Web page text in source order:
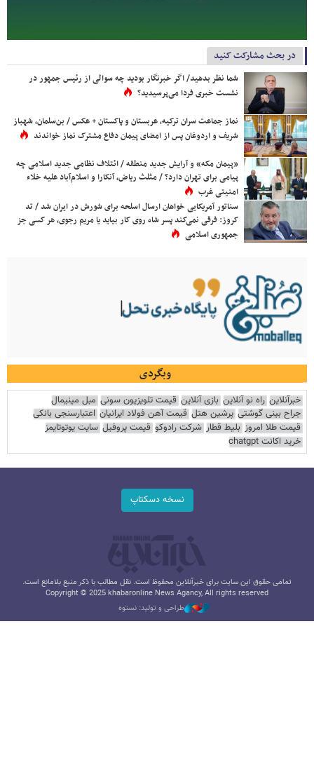
در بحث مشارکت کنید
شما نظر بدهید/ اگر خبرنگار بودید چه سوالی از رئیس جمهور در
نشست خبری فردا می‌پرسیدید؟
نماز جماعت سران ترکیه، عربستان و پاکستان + عکس / بن‌سلمان، شهباز
شریف و اردوغان پس از امضای پیمان دفاع مشترک نماز خواندند
«پیمان مکه» و آرایش جدید منطقه / ائتلاف نظامی جدید اسلامی چه
پیامی برای تهران دارد؟ / مثلث ریاض، آنکارا و اسلام‌آباد علیه خلاء
امنیتی غرب
سناتور آمریکایی خواهان ارسال اسلحه برای شورش در ایران شد / تد
کروز: فرقی نمی‌کند پسر شاه روی کار بیاید یا مریم رجوی، هر کسی جز
جمهوری اسلامی
وبگردی
خبرآنلاین راه نو آنلاین بازی آنلاین قیمت تلویزیون سونی مبل مینیمال
جراح بینی گوشتی پرشین هتل قیمت آهن فولاد ایرانیان اعتبارسنجی بانکی
قیمت طلا امروز بلیط قطار شرکت رادوکو قیمت پروفیل سایت یوتوتایمز
خرید اکانت chatgpt
نسخه دسکتاپ
تمامی حقوق این سایت برای خبرآنلاین محفوظ است. نقل مطالب با ذکر منبع بلامانع است.
Copyright © 2025 khabaronline News Agancy, All rights reserved
طراحی و تولید: نستوه